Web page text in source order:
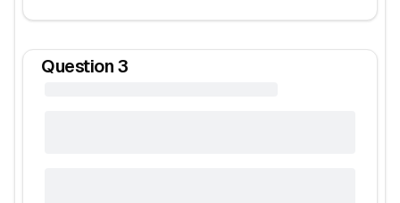
Question 3